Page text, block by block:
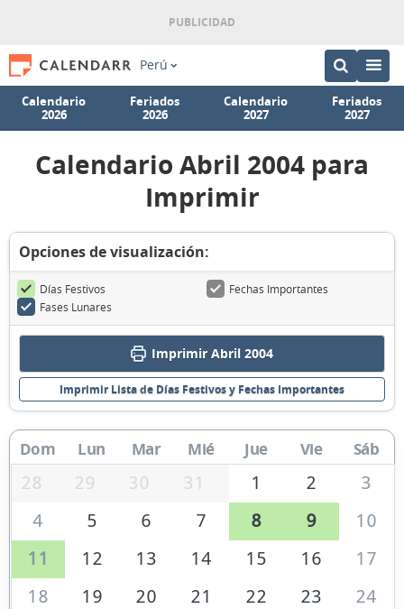
Perú
Calendario
2026
Feriados
2026
Calendario
2027
Feriados
2027
Calendario Abril 2004 para
Imprimir
Opciones de visualización:
Días Festivos
Fechas Importantes
Fases Lunares
Imprimir Abril 2004
Imprimir Lista de Días Festivos y Fechas Importantes
Dom Lun Mar Mié Jue Vie Sáb
28 29 30 31 1 2
3
4
5 6 7 8 9
10
11
12 13 14 15 16
17
18
19 20 21 22 23
24